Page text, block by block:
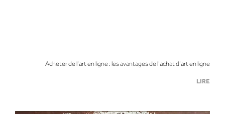
Acheter de l’art en ligne : les avantages de l’achat d’art en ligne
LIRE